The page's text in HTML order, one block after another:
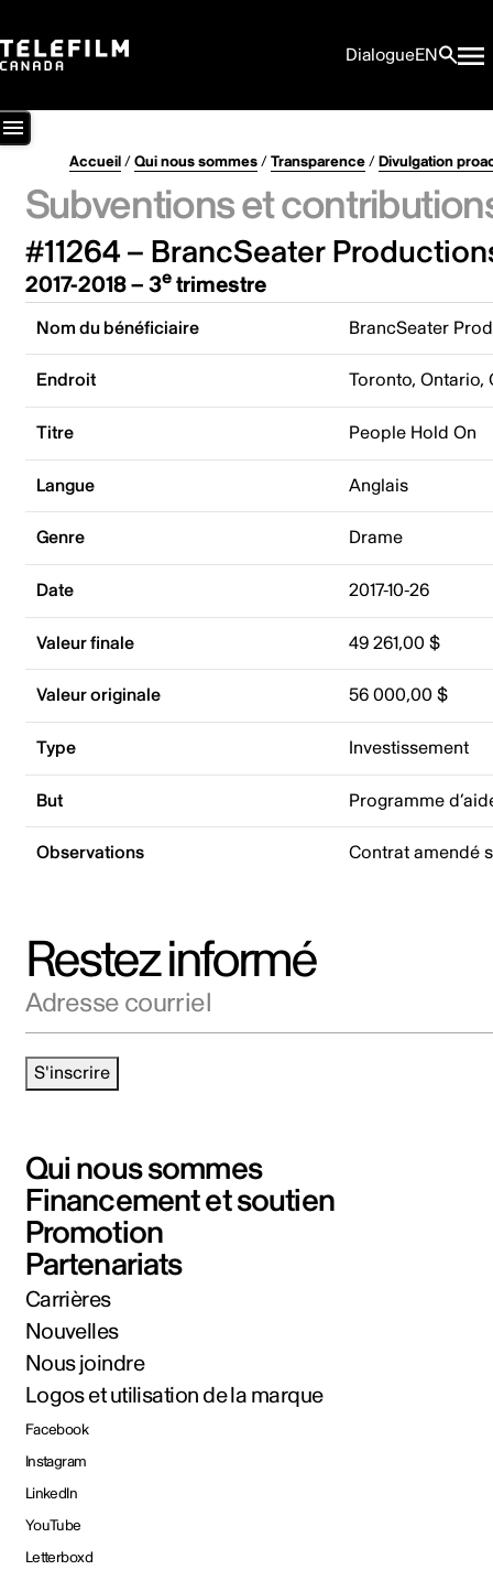
DialogueEN
Accueil/Qui nous sommes/Transparence/Divulgation
Subventions et
#11264 – BrancSeater
2017-2018 – 3etrimestre
Nom du bénéficiaire BrancSeater
Endroit Toronto, Ontario,
Titre People Hold On
Langue Anglais
Genre Drame
Date 2017-10-26
Valeur finale 49 261,00 $
Valeur originale 56 000,00 $
Type Investissement
But Programme
Observations Contrat amendé
Restez informé
S'inscrire
Qui nous sommes
Financement et soutien
Promotion
Partenariats
Carrières
Nouvelles
Nous joindre
Logos et utilisation de la marque
Facebook
Instagram
LinkedIn
YouTube
Letterboxd